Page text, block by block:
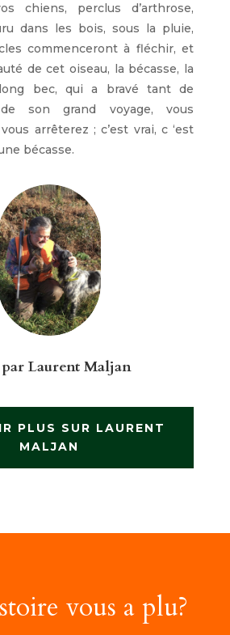
chiens, perclus d’arthrose,
dans les bois, sous la pluie,
commenceront à fléchir, et
de cet oiseau, la bécasse, la
bec, qui a bravé tant de
son grand voyage, vous
arrêterez ; c’est vrai, c ‘est
bécasse.
parLaurent Maljan
PLUS SUR LAURENT
MALJAN
vous a plu?